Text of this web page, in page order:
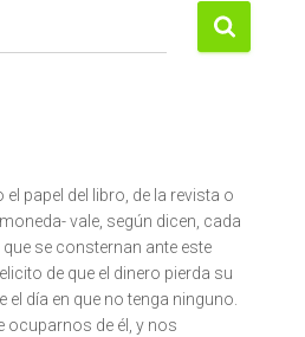
el papel del libro, de la revista o
vale, según dicen, cada
se consternan ante este
de que el dinero pierda su
el día en que no tenga ninguno.
ocuparnos de él, y nos